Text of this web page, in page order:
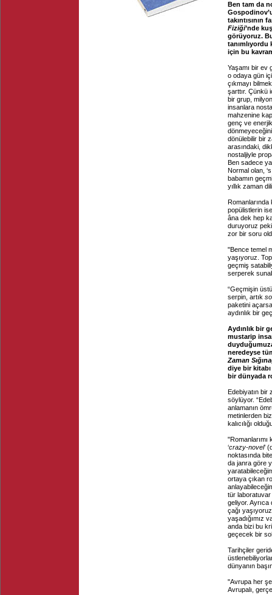
Ben tam da
takıntısının
Fiziği’nde
görüyoruz.
için bu
Yaşamı bir ev
o odaya gün
çıkmayı
şarttır. Çünkü
bir grup,
insanlara
mahzenine
genç ve
dönülebilir bir
arasındaki,
nostaljiyle
Ben sadece
Normal olan,
babamın
yıllık zaman
Romanlarında
popülistlerin
âna dek hep
duruyoruz
zor bir soru
"Bence temel
yaşıyoruz.
geçmiş
serperek
“Geçmişin
serpin, artık
paketini
aydınlık bir
Aydınlık bir
mustarip
neredeyse
Zaman
diye bir
bir dünyada
Edebiyatın bir
söylüyor.
anlamanın
metinlerden
kalıcılığı
"Romanlarımı
‘crazy-novel’
noktasında
da janra göre
ortaya çıkan
tür laboratuvar
geliyor. Ayrıca
çağı
yaşadığımız
anda bizi bu
geçecek bir
Tarihçiler
dünyanın
"Avrupa her
Avrupalı,